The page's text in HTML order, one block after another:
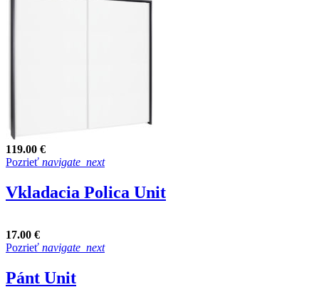
119.00 €
Pozrieť navigate_next
Vkladacia Polica Unit
17.00 €
Pozrieť navigate_next
Pánt Unit